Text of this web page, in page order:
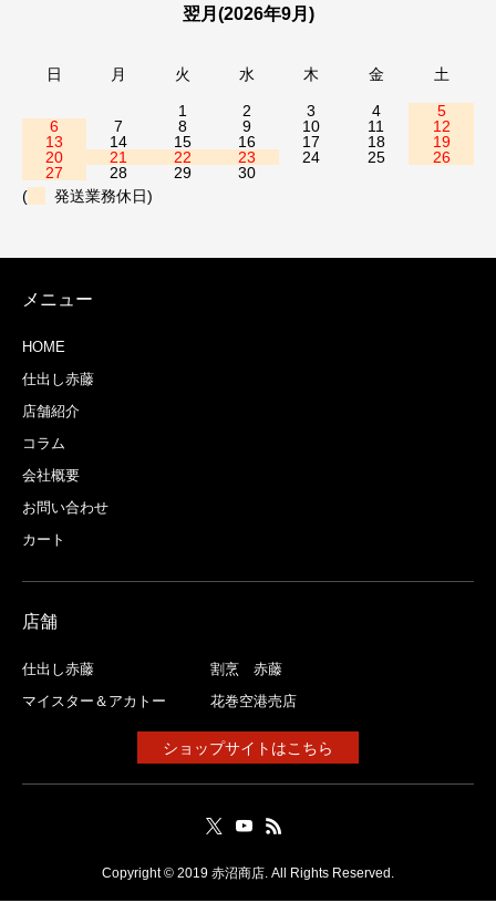
翌月(2026年9月)
日 月 火 水 木 金 土
1 2 3 4
5
6
7 8 9 10 11
12
13
14 15 16 17 18
19
20
21 22 23 24 25
26
27
28 29
30
(
発送業務休日)
メニュー
HOME
仕出し赤藤
店舗紹介
コラム
会社概要
お問い合わせ
カート
店舗
仕出し赤藤
割烹 赤藤
マイスター＆アカトー
花巻空港売店
ショップサイトはこちら
Copyright © 2019 赤沼商店. All Rights Reserved.